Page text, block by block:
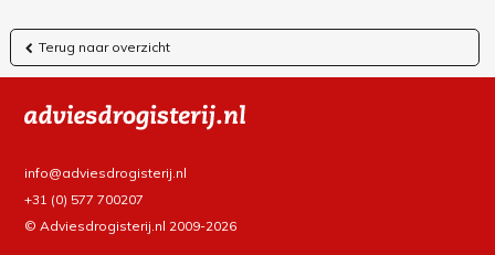
Terug naar overzicht
info@adviesdrogisterij.nl
+31 (0) 577 700207
© Adviesdrogisterij.nl 2009-2026